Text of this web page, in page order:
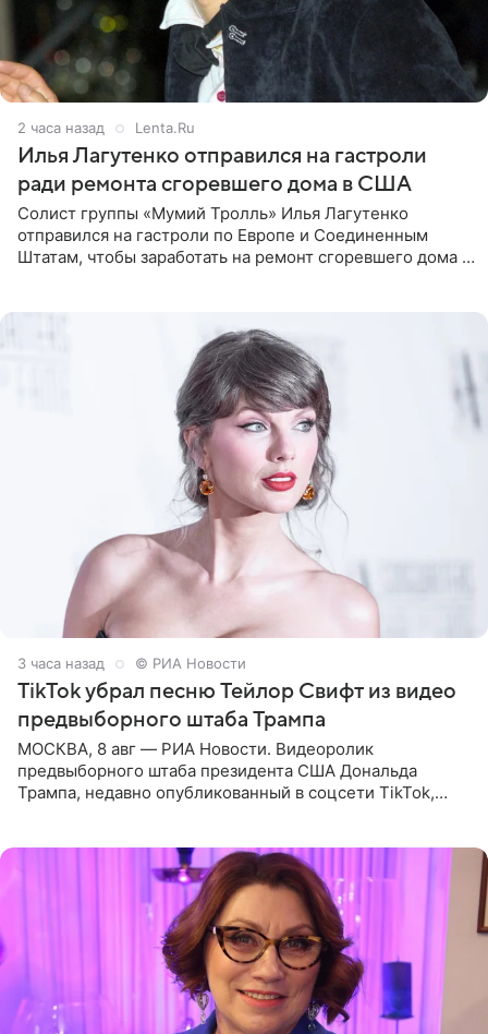
2 часа назад Lenta.Ru
Илья Лагутенко отправился на гастроли
ради ремонта сгоревшего дома в США
Солист группы «Мумий Тролль» Илья Лагутенко
отправился на гастроли по Европе и Соединенным
Штатам, чтобы заработать на ремонт сгоревшего дома в
3 часа назад © РИА Новости
TikTok убрал песню Тейлор Свифт из видео
предвыборного штаба Трампа
МОСКВА, 8 авг — РИА Новости. Видеоролик
предвыборного штаба президента США Дональда
Трампа, недавно опубликованный в соцсети TikTok,